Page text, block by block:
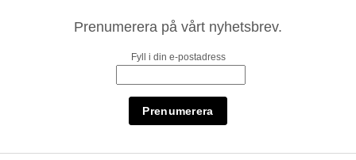
Prenumerera på vårt nyhetsbrev.
Fyll i din e-postadress